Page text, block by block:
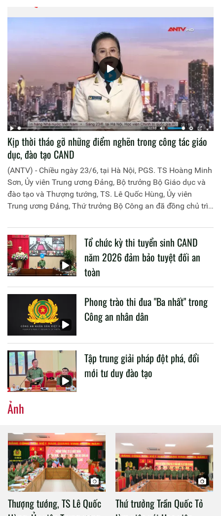
Kịp thời tháo gỡ những điểm nghẽn trong công tác giáo
dục, đào tạo CAND
(ANTV) - Chiều ngày 23/6, tại Hà Nội, PGS. TS Hoàng Minh
Sơn, Ủy viên Trung ương Đảng, Bộ trưởng Bộ Giáo dục và
đào tạo và Thượng tướng, TS. Lê Quốc Hùng, Ủy viên
Trung ương Đảng, Thứ trưởng Bộ Công an đã đồng chủ trì
liên quan đến công tác giáo dục và đào tạo của lực lượng
CAND.
Tổ chức kỳ thi tuyển sinh CAND
năm 2026 đảm bảo tuyệt đối an
toàn
Phong trào thi đua "Ba nhất" trong
Công an nhân dân
Tập trung giải pháp đột phá, đổi
mới tư duy đào tạo
Ảnh
Thượng tướng, TS Lê Quốc
Thứ trưởng Trần Quốc Tỏ